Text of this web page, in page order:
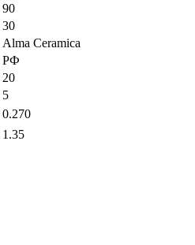
90
30
Alma Ceramica
РФ
20
5
0.270
1.35